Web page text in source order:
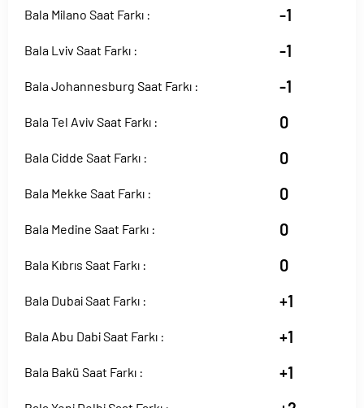
Bala Milano Saat Farkı : -1
Bala Lviv Saat Farkı : -1
Bala Johannesburg Saat Farkı : -1
Bala Tel Aviv Saat Farkı : 0
Bala Cidde Saat Farkı : 0
Bala Mekke Saat Farkı : 0
Bala Medine Saat Farkı : 0
Bala Kıbrıs Saat Farkı : 0
Bala Dubai Saat Farkı : +1
Bala Abu Dabi Saat Farkı : +1
Bala Bakü Saat Farkı : +1